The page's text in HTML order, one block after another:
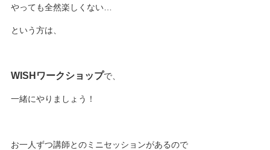
やっても全然楽しくない…
という方は、
WISHワークショップで、
一緒にやりましょう！
お一人ずつ講師とのミニセッションがあるので